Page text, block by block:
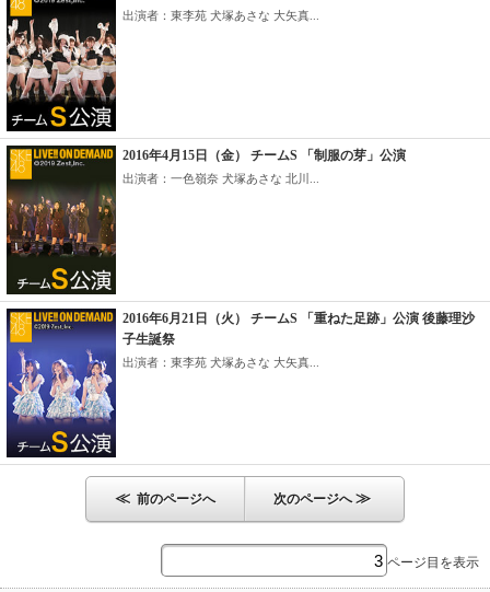
出演者：東李苑 犬塚あさな 大矢真...
2016年4月15日（金） チームS 「制服の芽」公演
出演者：一色嶺奈 犬塚あさな 北川...
2016年6月21日（火） チームS 「重ねた足跡」公演 後藤理沙
子生誕祭
出演者：東李苑 犬塚あさな 大矢真...
≪ 前のページへ 次のページへ≫
ページ目を表示